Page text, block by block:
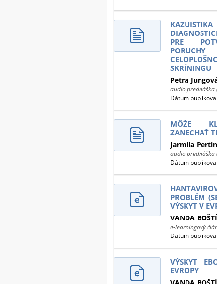
PRE
SKRÍNINGU
Petra
audio prednáška
Dátum
MÔŽE
ZANECHAŤ
Jarmila
audio prednáška
Dátum
PROBLÉM
VÝSKYT V
VANDA
e-learningový
Dátum
VÝSKYT
EVROPY